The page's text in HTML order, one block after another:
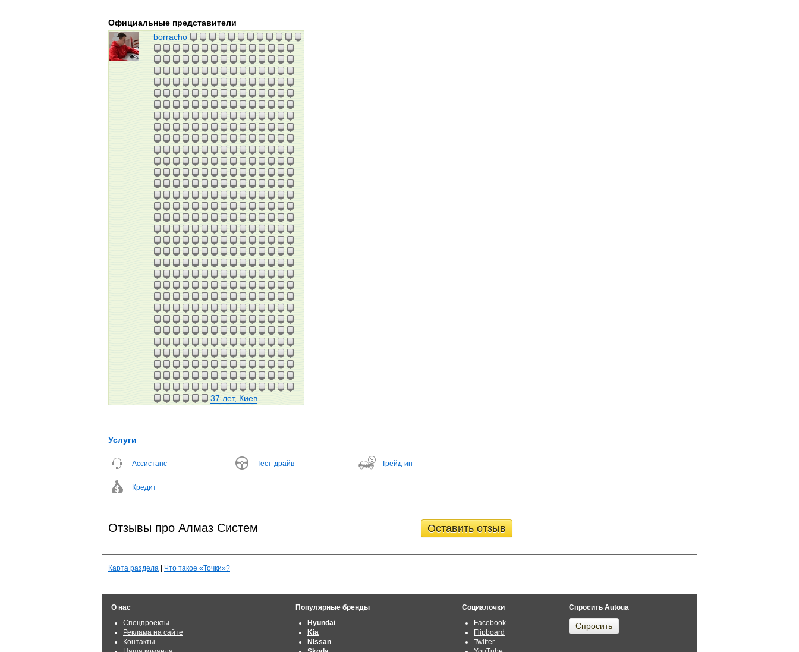
Официальные представители
borracho
37 лет, Киев
Услуги
Ассистанс
Кредит
Тест-драйв Трейд-ин
Оставить отзыв
Отзывы про Алмаз Систем
Карта раздела Что такое «Точки»?
О нас
Спецпроекты
Реклама на сайте
Контакты
Популярные бренды
Hyundai
Kia
Nissan
Социалочки
Facebook
Flipboard
Twitter
Спросить Autoua
Спросить